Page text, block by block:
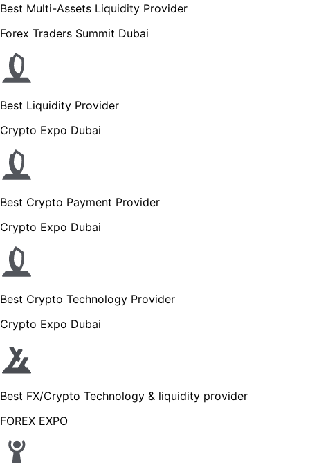
Best Multi-Assets Liquidity Provider
Forex Traders Summit Dubai
Best Liquidity Provider
Crypto Expo Dubai
Best Crypto Payment Provider
Crypto Expo Dubai
Best Crypto Technology Provider
Crypto Expo Dubai
Best FX/Crypto Technology & liquidity provider
FOREX EXPO